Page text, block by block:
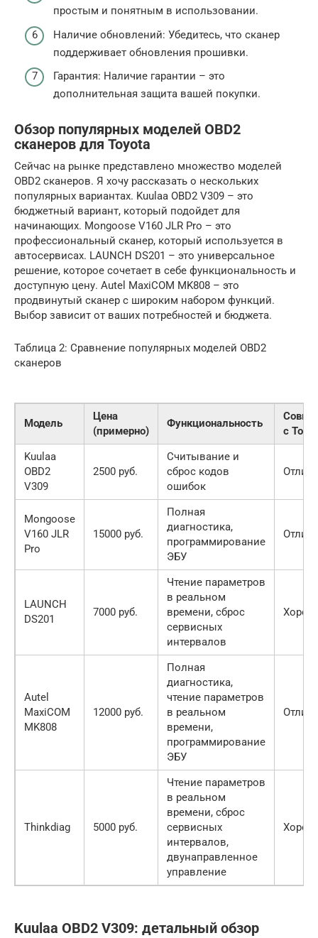
простым и понятным в использовании.
Наличие обновлений: Убедитесь, что сканер
поддерживает обновления прошивки.
Гарантия: Наличие гарантии – это
дополнительная защита вашей покупки.
Обзор популярных моделей OBD2
сканеров для Toyota
Сейчас на рынке представлено множество моделей
OBD2 сканеров. Я хочу рассказать о нескольких
популярных вариантах. Kuulaa OBD2 V309 – это
бюджетный вариант, который подойдет для
начинающих. Mongoose V160 JLR Pro – это
профессиональный сканер, который используется в
автосервисах. LAUNCH DS201 – это универсальное
решение, которое сочетает в себе функциональность и
доступную цену. Autel MaxiCOM MK808 – это
продвинутый сканер с широким набором функций.
Выбор зависит от ваших потребностей и бюджета.
Таблица 2: Сравнение популярных моделей OBD2
сканеров
Модель
Цена
(примерно)
Функциональность
с
Kuulaa
OBD2
V309
2500 руб.
Считывание и
сброс кодов
ошибок
Mongoose
V160 JLR
Pro
15000 руб.
Полная
диагностика,
программирование
ЭБУ
LAUNCH
DS201
7000 руб.
Чтение параметров
в реальном
времени, сброс
сервисных
интервалов
Autel
MaxiCOM
MK808
12000 руб.
Полная
диагностика,
чтение параметров
в реальном
времени,
программирование
ЭБУ
Thinkdiag 5000 руб.
Чтение параметров
в реальном
времени, сброс
сервисных
интервалов,
двунаправленное
управление
Kuulaa OBD2 V309: детальный обзор